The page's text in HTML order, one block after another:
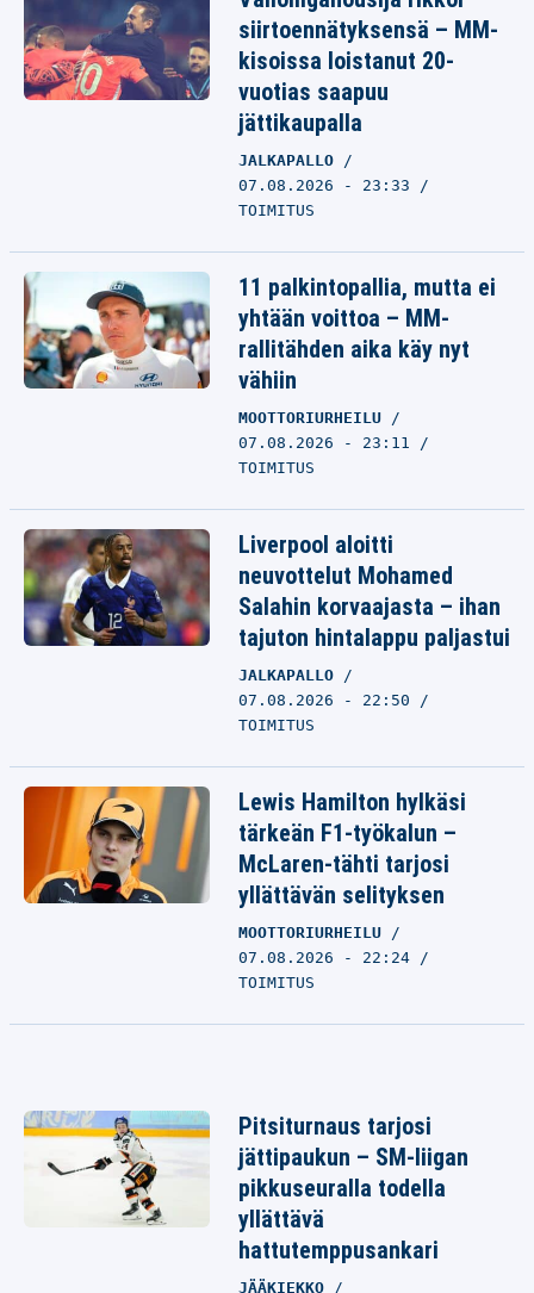
siirtoennätyksensä – MM-
kisoissa loistanut 20-
vuotias saapuu
jättikaupalla
JALKAPALLO
07.08.2026 - 23:33
TOIMITUS
11 palkintopallia, mutta ei
yhtään voittoa – MM-
rallitähden aika käy nyt
vähiin
MOOTTORIURHEILU
07.08.2026 - 23:11
TOIMITUS
Liverpool aloitti
neuvottelut Mohamed
Salahin korvaajasta – ihan
tajuton hintalappu paljastui
JALKAPALLO
07.08.2026 - 22:50
TOIMITUS
Lewis Hamilton hylkäsi
tärkeän F1-työkalun –
McLaren-tähti tarjosi
yllättävän selityksen
MOOTTORIURHEILU
07.08.2026 - 22:24
TOIMITUS
Pitsiturnaus tarjosi
jättipaukun – SM-liigan
pikkuseuralla todella
yllättävä
hattutemppusankari
JÄÄKIEKKO